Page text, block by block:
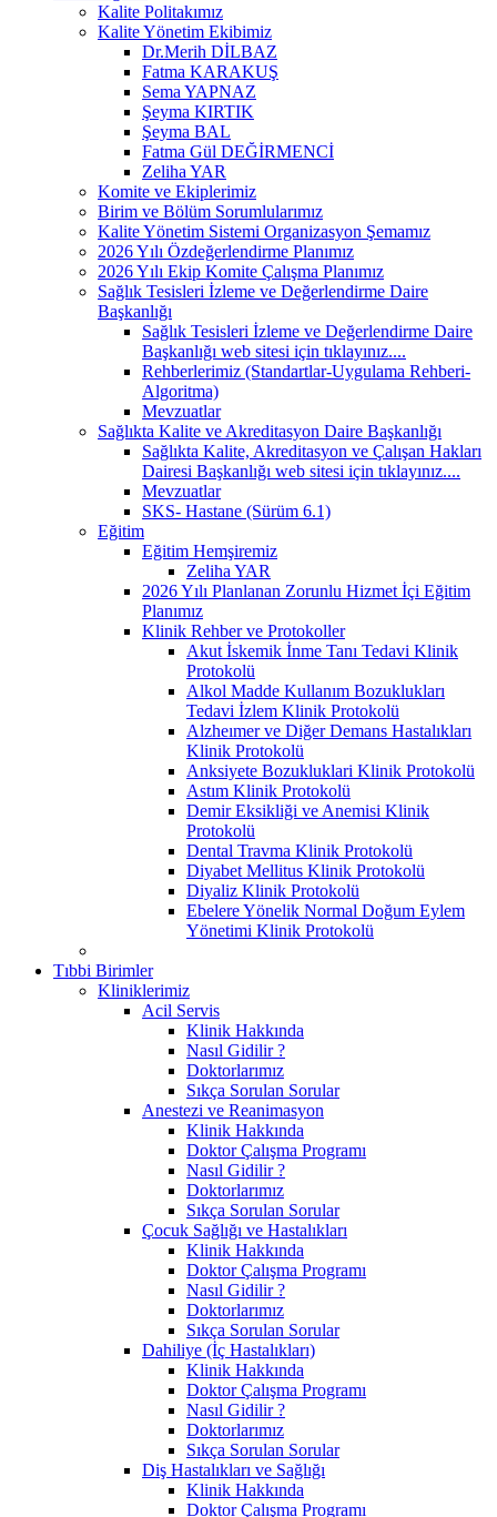
Kalite Politakımız
Kalite Yönetim Ekibimiz
Dr.Merih DİLBAZ
Fatma KARAKUŞ
Sema YAPNAZ
Şeyma KIRTIK
Şeyma BAL
Fatma Gül DEĞİRMENCİ
Zeliha YAR
Komite ve Ekiplerimiz
Birim ve Bölüm Sorumlularımız
Kalite Yönetim Sistemi Organizasyon Şemamız
2026 Yılı Özdeğerlendirme Planımız
2026 Yılı Ekip Komite Çalışma Planımız
Sağlık Tesisleri İzleme ve Değerlendirme Daire
Başkanlığı
Sağlık Tesisleri İzleme ve Değerlendirme Daire
Başkanlığı web sitesi için tıklayınız....
Rehberlerimiz (Standartlar-Uygulama Rehberi-
Algoritma)
Mevzuatlar
Sağlıkta Kalite ve Akreditasyon Daire Başkanlığı
Sağlıkta Kalite, Akreditasyon ve Çalışan Hakları
Dairesi Başkanlığı web sitesi için tıklayınız....
Mevzuatlar
SKS- Hastane (Sürüm 6.1)
Eğitim
Eğitim Hemşiremiz
Zeliha YAR
2026 Yılı Planlanan Zorunlu Hizmet İçi Eğitim
Planımız
Klinik Rehber ve Protokoller
Akut İskemik İnme Tanı Tedavi Klinik
Protokolü
Alkol Madde Kullanım Bozuklukları
Tedavi İzlem Klinik Protokolü
Alzheımer ve Diğer Demans Hastalıkları
Klinik Protokolü
Anksiyete Bozukluklari Klinik Protokolü
Astım Klinik Protokolü
Demir Eksikliği ve Anemisi Klinik
Protokolü
Dental Travma Klinik Protokolü
Diyabet Mellitus Klinik Protokolü
Diyaliz Klinik Protokolü
Ebelere Yönelik Normal Doğum Eylem
Yönetimi Klinik Protokolü
Tıbbi Birimler
Kliniklerimiz
Acil Servis
Klinik Hakkında
Nasıl Gidilir ?
Doktorlarımız
Sıkça Sorulan Sorular
Anestezi ve Reanimasyon
Klinik Hakkında
Doktor Çalışma Programı
Nasıl Gidilir ?
Doktorlarımız
Sıkça Sorulan Sorular
Çocuk Sağlığı ve Hastalıkları
Klinik Hakkında
Doktor Çalışma Programı
Nasıl Gidilir ?
Doktorlarımız
Sıkça Sorulan Sorular
Dahiliye (İç Hastalıkları)
Klinik Hakkında
Doktor Çalışma Programı
Nasıl Gidilir ?
Doktorlarımız
Sıkça Sorulan Sorular
Diş Hastalıkları ve Sağlığı
Klinik Hakkında
Doktor Çalışma Programı